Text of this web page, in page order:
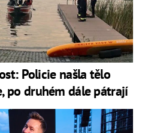
Policie našla tělo
po druhém dále pátrají